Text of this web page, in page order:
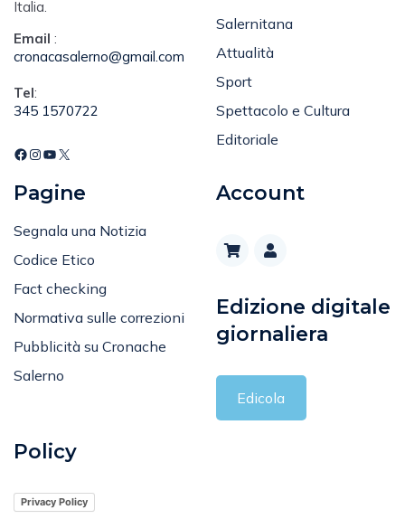
Italia.
Email :
cronacasalerno@gmail.com
Tel:
345 1570722
Salernitana
Attualità
Sport
Spettacolo e Cultura
Editoriale
Pagine
Segnala una Notizia
Codice Etico
Fact checking
Normativa sulle correzioni
Pubblicità su Cronache
Salerno
Account
Edizione digitale
giornaliera
Edicola
Policy
Privacy Policy